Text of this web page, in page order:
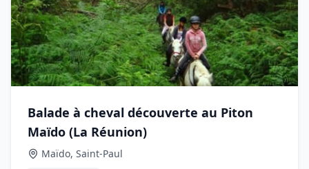
Balade à cheval découverte au Piton
Maïdo (La Réunion)
Maïdo, Saint‑Paul